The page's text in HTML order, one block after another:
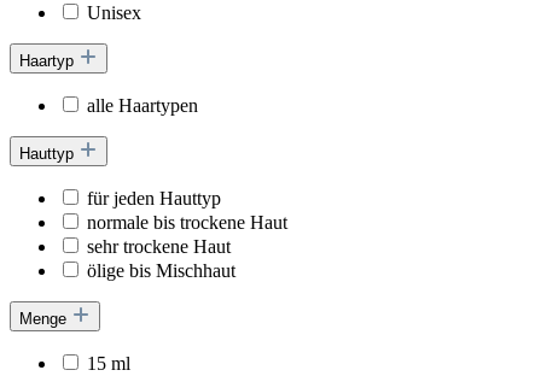
Unisex
Haartyp
alle Haartypen
Hauttyp
für jeden Hauttyp
normale bis trockene Haut
sehr trockene Haut
ölige bis Mischhaut
Menge
15 ml